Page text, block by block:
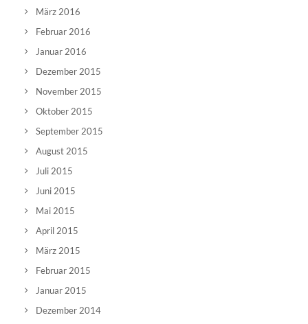
März 2016
Februar 2016
Januar 2016
Dezember 2015
November 2015
Oktober 2015
September 2015
August 2015
Juli 2015
Juni 2015
Mai 2015
April 2015
März 2015
Februar 2015
Januar 2015
Dezember 2014